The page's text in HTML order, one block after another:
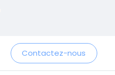
Contactez-nous